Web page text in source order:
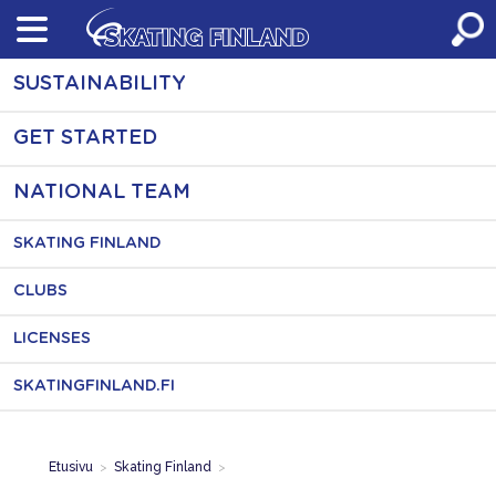
Skip
content
SUSTAINABILITY
GET STARTED
NATIONAL TEAM
SKATING FINLAND
CLUBS
LICENSES
SKATINGFINLAND.FI
Etusivu > Skating Finland >